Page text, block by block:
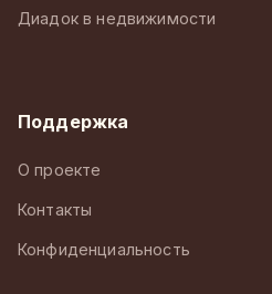
Диадок в недвижимости
Поддержка
О проекте
Контакты
Конфиденциальность